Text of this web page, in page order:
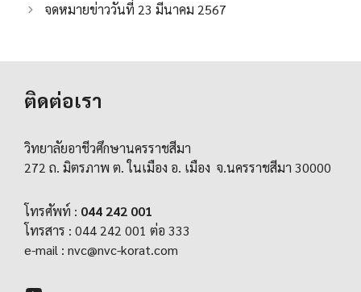
จดหมายข่าววันที่ 23 มีนาคม 2567
ติดต่อเรา
วิทยาลัยอาชีวศึกษานครราชสีมา
272 ถ. มิตรภาพ ต. ในเมือง อ. เมือง จ.นครราชสีมา 30000
โทรศัพท์ : 044 242 001
โทรสาร : 044 242 001 ต่อ 333
e-mail : nvc@nvc-korat.com